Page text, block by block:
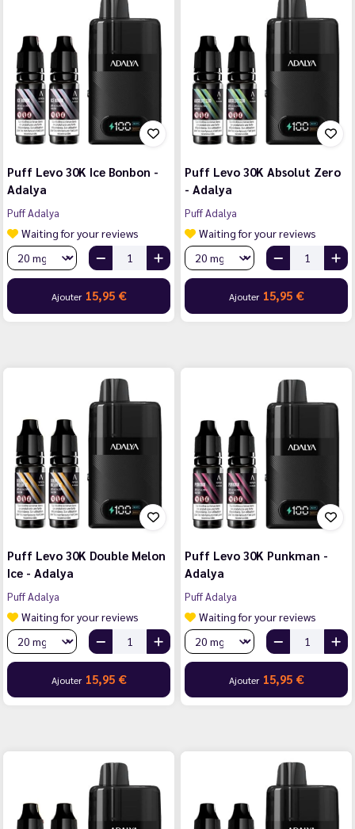
Puff Levo 30K Ice Bonbon -
Adalya
Puff Adalya
Waiting for your reviews
Ajouter 15,95 €
Puff Levo 30K Absolut Zero
- Adalya
Puff Adalya
Waiting for your reviews
Ajouter 15,95 €
Puff Levo 30K Double Melon
Ice - Adalya
Puff Adalya
Waiting for your reviews
Ajouter 15,95 €
Puff Levo 30K Punkman -
Adalya
Puff Adalya
Waiting for your reviews
Ajouter 15,95 €